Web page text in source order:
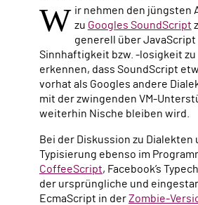
W ir nehmen den jüngsten
zu Googles SoundScript
generell über
Sinnhaftigkeit bzw. -losigkeit zu
erkennen, dass SoundScript
vorhat als Googles andere
mit der zwingenden VM-
weiterhin Nische bleiben wird.
Bei der Diskussion zu
Typisierung ebenso im
CoffeeScript, Facebook’s
der ursprüngliche und
EcmaScript in derZombie-